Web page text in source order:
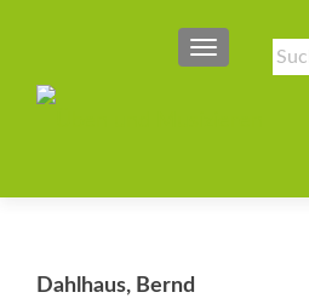
SCHALTE
Dahlhaus, Bernd